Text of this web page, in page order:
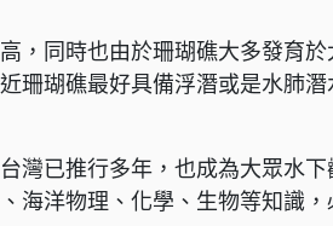
，同時也由於珊瑚礁大多發育
珊瑚礁最好具備浮潛或是水肺
灣已推行多年，也成為大眾水
海洋物理、化學、生物等知識